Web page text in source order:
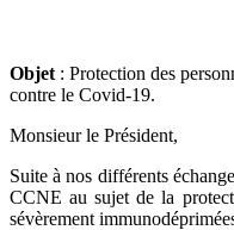
Objet : Protection des
contre le Covid-19.
Monsieur le Président,
Suite à nos différents
CCNE au sujet de la
sévèrement